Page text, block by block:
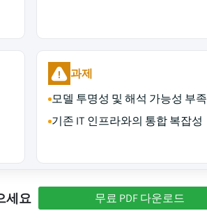
과제
모델 투명성 및 해석 가능성 부족
기존 IT 인프라와의 통합 복잡성
세요 무료 PDF 다운로드